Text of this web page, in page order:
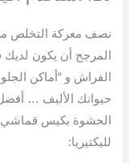
نصف معركة التخلص من
المرجح أن يكون
الفراش و “أماكن
حيوانك الأليف …
الحشوة بكيس قماشي
للبكتيريا: